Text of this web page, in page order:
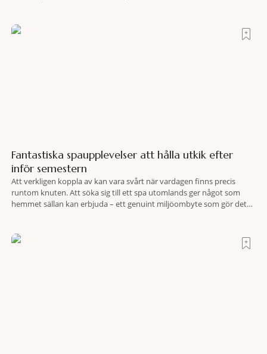
Fantastiska spaupplevelser att hålla utkik efter
inför semestern
Att verkligen koppla av kan vara svårt när vardagen finns precis
runtom knuten. Att söka sig till ett spa utomlands ger något som
hemmet sällan kan erbjuda – ett genuint miljöombyte som gör det